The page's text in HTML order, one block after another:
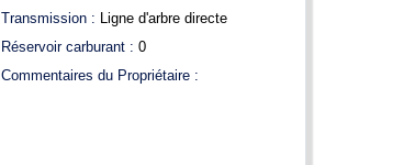
Transmission : Ligne d'arbre directe
Réservoir carburant : 0
Commentaires du Propriétaire :